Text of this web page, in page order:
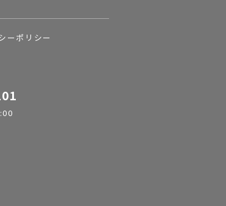
ーポリシー